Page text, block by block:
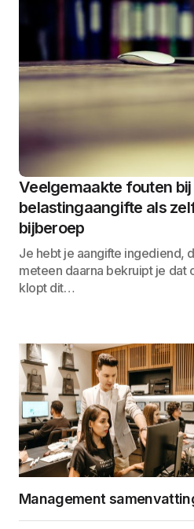
Veelgemaakte fouten
belastingaangifte als
bijberoep
Je hebt je aangifte ingediend,
meteen daarna bekruipt je dat
klopt dit…
Management